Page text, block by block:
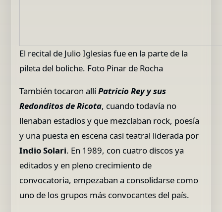
El recital de Julio Iglesias fue en la parte de la
pileta del boliche. Foto Pinar de Rocha
También tocaron allíPatricio Rey y sus
Redonditos de Ricota, cuando todavía no
llenaban estadios y que mezclaban rock, poesía
y una puesta en escena casi teatral liderada por
Indio Solari. En 1989, con cuatro discos ya
editados y en pleno crecimiento de
convocatoria, empezaban a consolidarse como
uno de los grupos más convocantes del país.